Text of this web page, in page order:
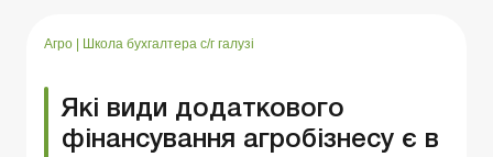
Агро Школа бухгалтера с/г галузі
Які види додаткового
фінансування агробізнесу є в